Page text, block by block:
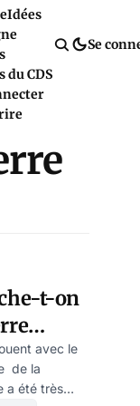
Idées
du CDS
Se
t-on
les
et la
avec le
de la
a été très